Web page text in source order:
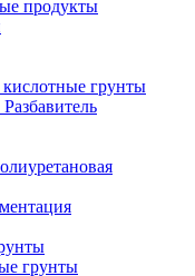
продукты
грунты
грунты